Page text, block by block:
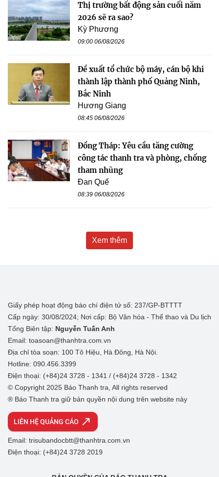
Thị trường bất động sản cuối năm
2026 sẽ ra sao?
Kỳ Phương
09:00 06/08/2026
Đề xuất tổ chức bộ máy, cán bộ khi
thành lập thành phố Quảng Ninh,
Bắc Ninh
Hương Giang
08:45 06/08/2026
Đồng Tháp: Yêu cầu tăng cường
công tác thanh tra và phòng, chống
tham nhũng
Đan Quế
08:39 06/08/2026
Xem thêm
Giấy phép hoạt động báo chí điện tử số: 237/GP-BTTTT
Cấp ngày: 30/08/2024; Nơi cấp: Bộ Văn hóa - Thể thao và Du lịch
Tổng Biên tập: Nguyễn Tuấn Anh
Email: toasoan@thanhtra.com.vn
Địa chỉ tòa soạn: 100 Tô Hiệu, Hà Đông, Hà Nội.
Hotline: 090.456.3399
Điện thoại: (+84)24 3728 - 1341 / (+84)24 3728 - 1342
© Copyright 2025 Báo Thanh tra, All rights reserved
® Báo Thanh tra giữ bản quyền nội dung trên website này
LIÊN HỆ QUẢNG CÁO
Email: trisubandocbtt@thanhtra.com.vn
Điện thoại: (+84)24 3728 2019